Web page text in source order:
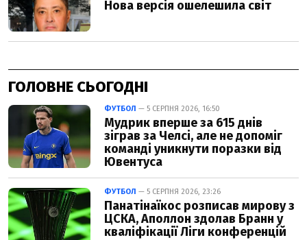
ГОЛОВНЕ СЬОГОДНІ
ФУТБОЛ — 5 СЕРПНЯ 2026, 16:50
Мудрик вперше за 615 днів
зіграв за Челсі, але не допоміг
команді уникнути поразки від
Ювентуса
ФУТБОЛ — 5 СЕРПНЯ 2026, 23:26
Панатінаїкос розписав мирову з
ЦСКА, Аполлон здолав Бранн у
кваліфікації Ліги конференцій